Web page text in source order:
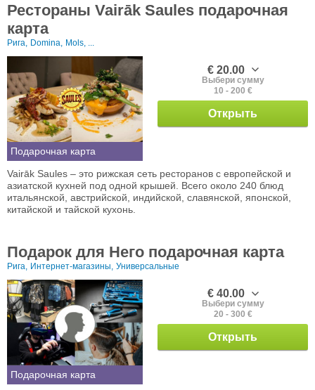
Рестораны Vairāk Saules подарочная
карта
Рига, Domina, Mols, ...
Подарочная карта
€ 20.00
Выбери сумму
10 - 200 €
Открыть
Vairāk Saules – это рижская сеть ресторанов с европейской и
азиатской кухней под одной крышей. Всего около 240 блюд
итальянской, австрийской, индийской, славянской, японской,
китайской и тайской кухонь.
Подарок для Него подарочная карта
Рига, Интернет-магазины, Универсальные
Подарочная карта
€ 40.00
Выбери сумму
20 - 300 €
Открыть